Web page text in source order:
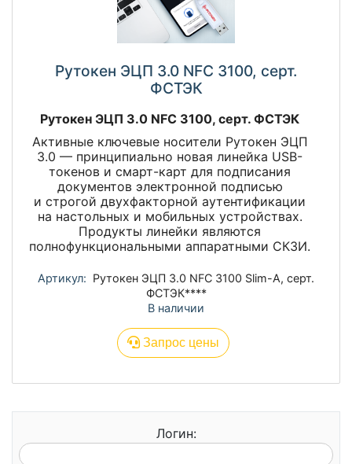
Рутокен ЭЦП 3.0 NFC 3100, серт.
ФСТЭК
Рутокен ЭЦП 3.0 NFC 3100, серт. ФСТЭК
Активные ключевые носители Рутокен ЭЦП
3.0 — принципиально новая линейка USB-
токенов и смарт-карт для подписания
документов электронной подписью
и строгой двухфакторной аутентификации
на настольных и мобильных устройствах.
Продукты линейки являются
полнофункциональными аппаратными СКЗИ.
Артикул: Рутокен ЭЦП 3.0 NFC 3100 Slim-A, серт.
ФСТЭК****
В наличии
Запрос цены
Логин: